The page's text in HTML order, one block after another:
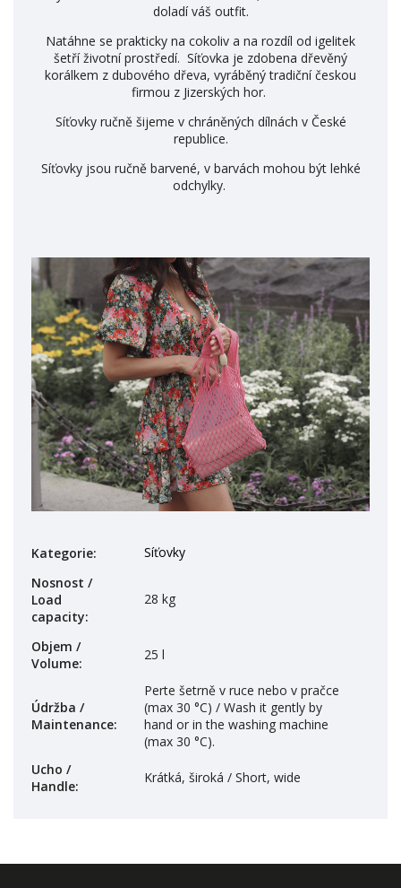
doladí váš outfit.
Natáhne se prakticky na cokoliv a na rozdíl od igelitek
šetří životní prostředí. Síťovka je zdobena dřevěný
korálkem z dubového dřeva, vyráběný tradiční českou
firmou z Jizerských hor.
Síťovky ručně šijeme v chráněných dílnách v České
republice.
Síťovky jsou ručně barvené, v barvách mohou být lehké
odchylky.
Kategorie:
Síťovky
Nosnost /
Load
capacity:
28 kg
Objem /
Volume:
25 l
Údržba /
Maintenance:
Perte šetrně v ruce nebo v pračce
(max 30 °C) / Wash it gently by
hand or in the washing machine
(max 30 °C).
Ucho /
Handle:
Krátká, široká / Short, wide